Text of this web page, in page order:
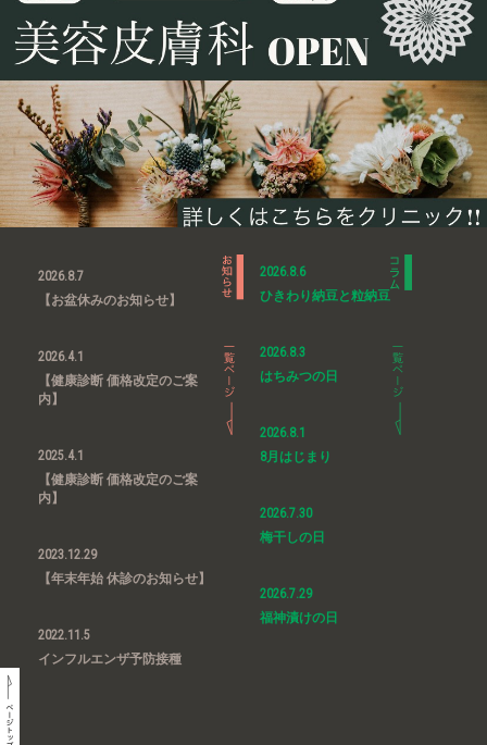
2026.8.7
【お盆休みのお知らせ】
2026.4.1
【健康診断 価格改定のご案
内】
2025.4.1
【健康診断 価格改定のご案
内】
2023.12.29
【年末年始 休診のお知らせ】
2022.11.5
インフルエンザ予防接種
2026.8.6
ひきわり納豆と粒納豆
2026.8.3
はちみつの日
2026.8.1
8月はじまり
2026.7.30
梅干しの日
2026.7.29
福神漬けの日